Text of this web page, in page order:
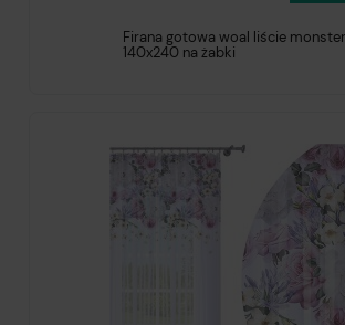
Firana gotowa woal liście
140x240 na żabki